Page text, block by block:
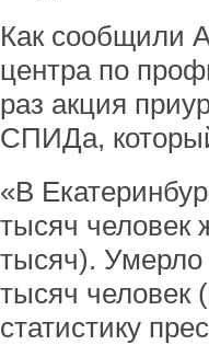
Как сообщили
центра по
раз акция
СПИДа,
«В
тысяч человек
тысяч). Умерло
тысяч человек
статистику